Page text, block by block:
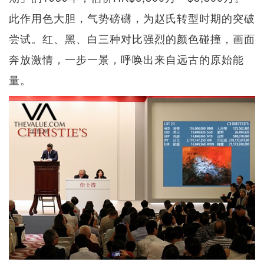
此作用色大胆，气势磅礴，为赵氏转型时期的突破
尝试。红、黑、白三种对比强烈的颜色碰撞，画面
奔放激情，一步一景，呼唤出来自远古的原始能
量。